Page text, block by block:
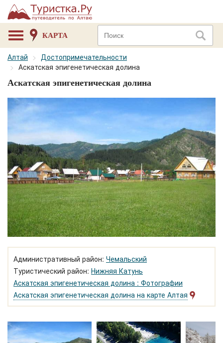
КАРТА
Алтай
Достопримечательности
Аскатская эпигенетическая долина
Аскатская эпигенетическая долина
Административный район: Чемальский
Туристический район: Нижняя Катунь
Аскатская эпигенетическая долина : Фотографии
Аскатская эпигенетическая долина на карте Алтая